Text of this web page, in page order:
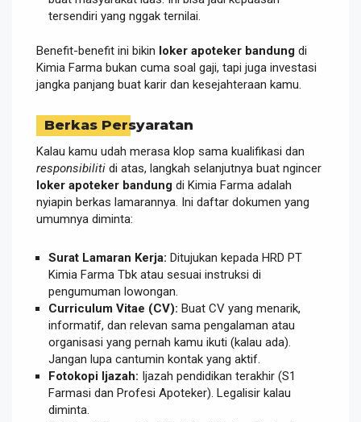
tersendiri yang nggak ternilai.
Benefit-benefit ini bikin loker apoteker bandung di
Kimia Farma bukan cuma soal gaji, tapi juga investasi
jangka panjang buat karir dan kesejahteraan kamu.
Berkas Persyaratan
Kalau kamu udah merasa klop sama kualifikasi dan
responsibiliti di atas, langkah selanjutnya buat ngincer
loker apoteker bandung di Kimia Farma adalah
nyiapin berkas lamarannya. Ini daftar dokumen yang
umumnya diminta:
Surat Lamaran Kerja: Ditujukan kepada HRD PT
Kimia Farma Tbk atau sesuai instruksi di
pengumuman lowongan.
Curriculum Vitae (CV): Buat CV yang menarik,
informatif, dan relevan sama pengalaman atau
organisasi yang pernah kamu ikuti (kalau ada).
Jangan lupa cantumin kontak yang aktif.
Fotokopi Ijazah: Ijazah pendidikan terakhir (S1
Farmasi dan Profesi Apoteker). Legalisir kalau
diminta.